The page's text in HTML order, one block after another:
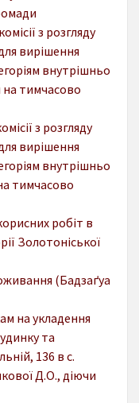
з розгляду
вирішення
внутрішньо
тимчасово
з розгляду
вирішення
внутрішньо
тимчасово
робіт в
Золотоніської
(Бадзаґуа
на укладення
та
136 в с.
Д.О., діючи